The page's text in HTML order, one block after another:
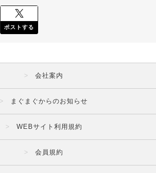
ポストする
会社案内
まぐまぐからのお知らせ
WEBサイト利用規約
会員規約